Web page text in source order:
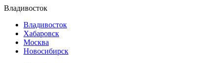
Владивосток
Владивосток
Хабаровск
Москва
Новосибирск